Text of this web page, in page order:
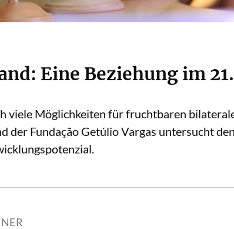
Eine Beziehung im
viele Möglichkeiten für fruchtbaren
der Fundação Getúlio Vargas untersucht